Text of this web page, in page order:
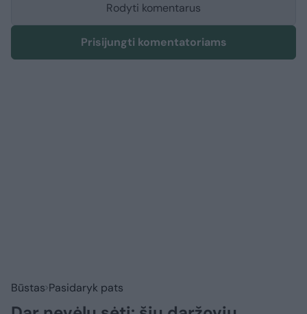
Rodyti komentarus
Prisijungti komentatoriams
Būstas Pasidaryk pats